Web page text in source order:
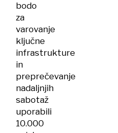
bodo
za
varovanje
ključne
infrastrukture
in
preprečevanje
nadaljnjih
sabotaž
uporabili
10.000